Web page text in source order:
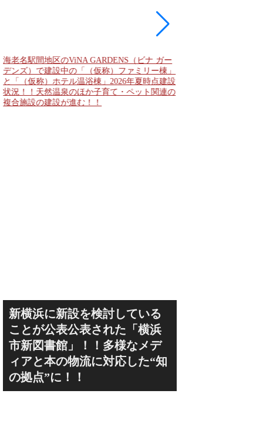
海老名駅間地区のViNA GARDENS（ビナ ガー
デンズ）で建設中の「（仮称）ファミリー棟」
と「（仮称）ホテル温浴棟」2026年夏時点建設
状況！！天然温泉のほか子育て・ペット関連の
複合施設の建設が進む！！
新横浜に新設を検討している
ことが公表公表された「横浜
市新図書館」！！多様なメデ
ィアと本の物流に対応した“知
の拠点”に！！